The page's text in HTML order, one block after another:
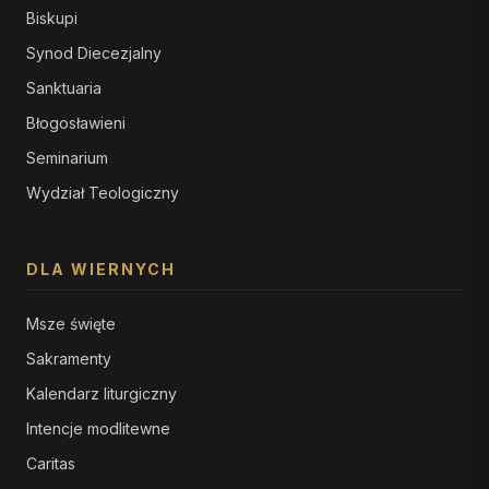
Biskupi
Synod Diecezjalny
Sanktuaria
Błogosławieni
Seminarium
Wydział Teologiczny
DLA WIERNYCH
Msze święte
Sakramenty
Kalendarz liturgiczny
Intencje modlitewne
Caritas